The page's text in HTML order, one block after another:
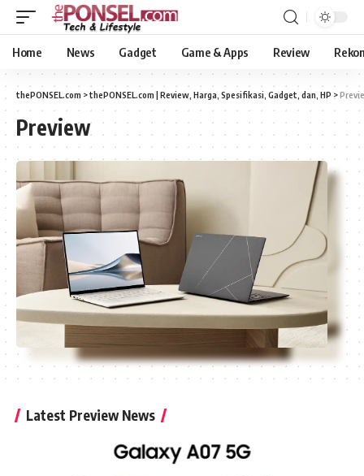
Home News Gadget Game & Apps Review
thePONSEL.com >thePONSEL.com | Review, Harga, Spesifikasi, Gadget, dan, HP >
Preview
Latest Preview News